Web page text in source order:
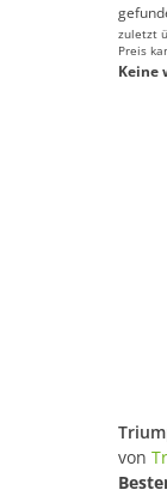
zuletzt
Preis
Keine
von